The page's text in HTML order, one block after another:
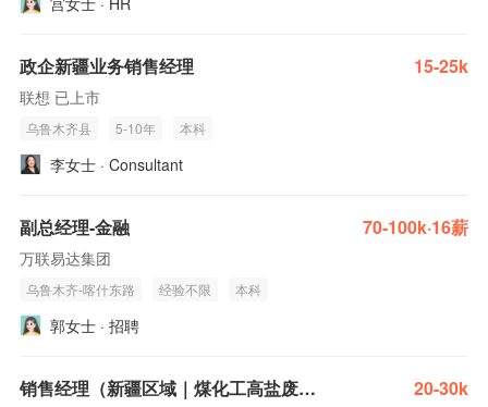
政企新疆业务销售经理 15-25k
联想 已上市
乌鲁木齐县 5-10年 本科
李女士 · Consultant
副总经理-金融 70-100k·16薪
万联易达集团
乌鲁木齐-喀什东路 经验不限 本科
郭女士 · 招聘
销售经理（新疆区域｜煤化工高盐废水/零排放方向） 20-30k